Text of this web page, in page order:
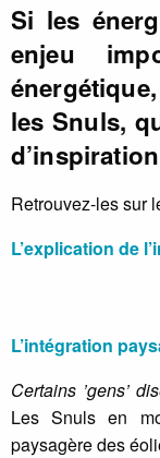
Si les
enjeu
les Snuls,
Retrouvez-les sur
L’explication de
L’intégration
Certains ’gens’
Les Snuls en
paysagère des